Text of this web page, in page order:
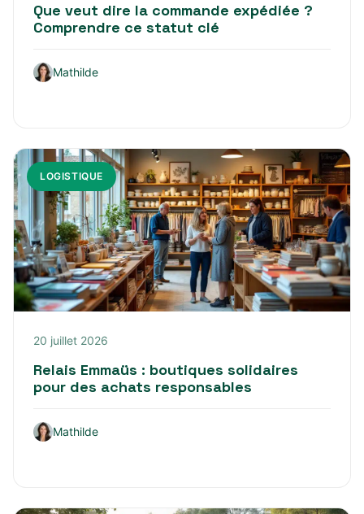
Que veut dire la commande expédiée ?
Comprendre ce statut clé
Mathilde
LOGISTIQUE
20 juillet 2026
Relais Emmaüs : boutiques solidaires
pour des achats responsables
Mathilde